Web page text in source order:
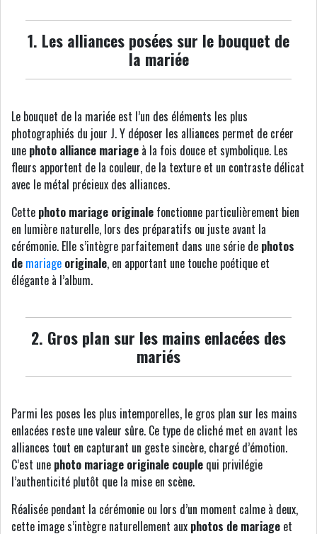
1. Les alliances posées sur le bouquet de
la mariée
Le bouquet de la mariée est l’un des éléments les plus
photographiés du jour J. Y déposer les alliances permet de créer
une photo alliance mariage à la fois douce et symbolique. Les
fleurs apportent de la couleur, de la texture et un contraste délicat
avec le métal précieux des alliances.
Cette photo mariage originale fonctionne particulièrement bien
en lumière naturelle, lors des préparatifs ou juste avant la
cérémonie. Elle s’intègre parfaitement dans une série de photos
de mariage originale, en apportant une touche poétique et
élégante à l’album.
2. Gros plan sur les mains enlacées des
mariés
Parmi les poses les plus intemporelles, le gros plan sur les mains
enlacées reste une valeur sûre. Ce type de cliché met en avant les
alliances tout en capturant un geste sincère, chargé d’émotion.
C’est une photo mariage originale couple qui privilégie
l’authenticité plutôt que la mise en scène.
Réalisée pendant la cérémonie ou lors d’un moment calme à deux,
cette image s’intègre naturellement aux photos de mariage et